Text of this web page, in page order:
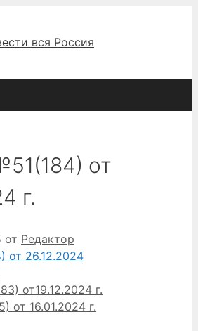
от
г.
от Редактор
от 26.12.2024
от19.12.2024 г.
от 16.01.2024 г.